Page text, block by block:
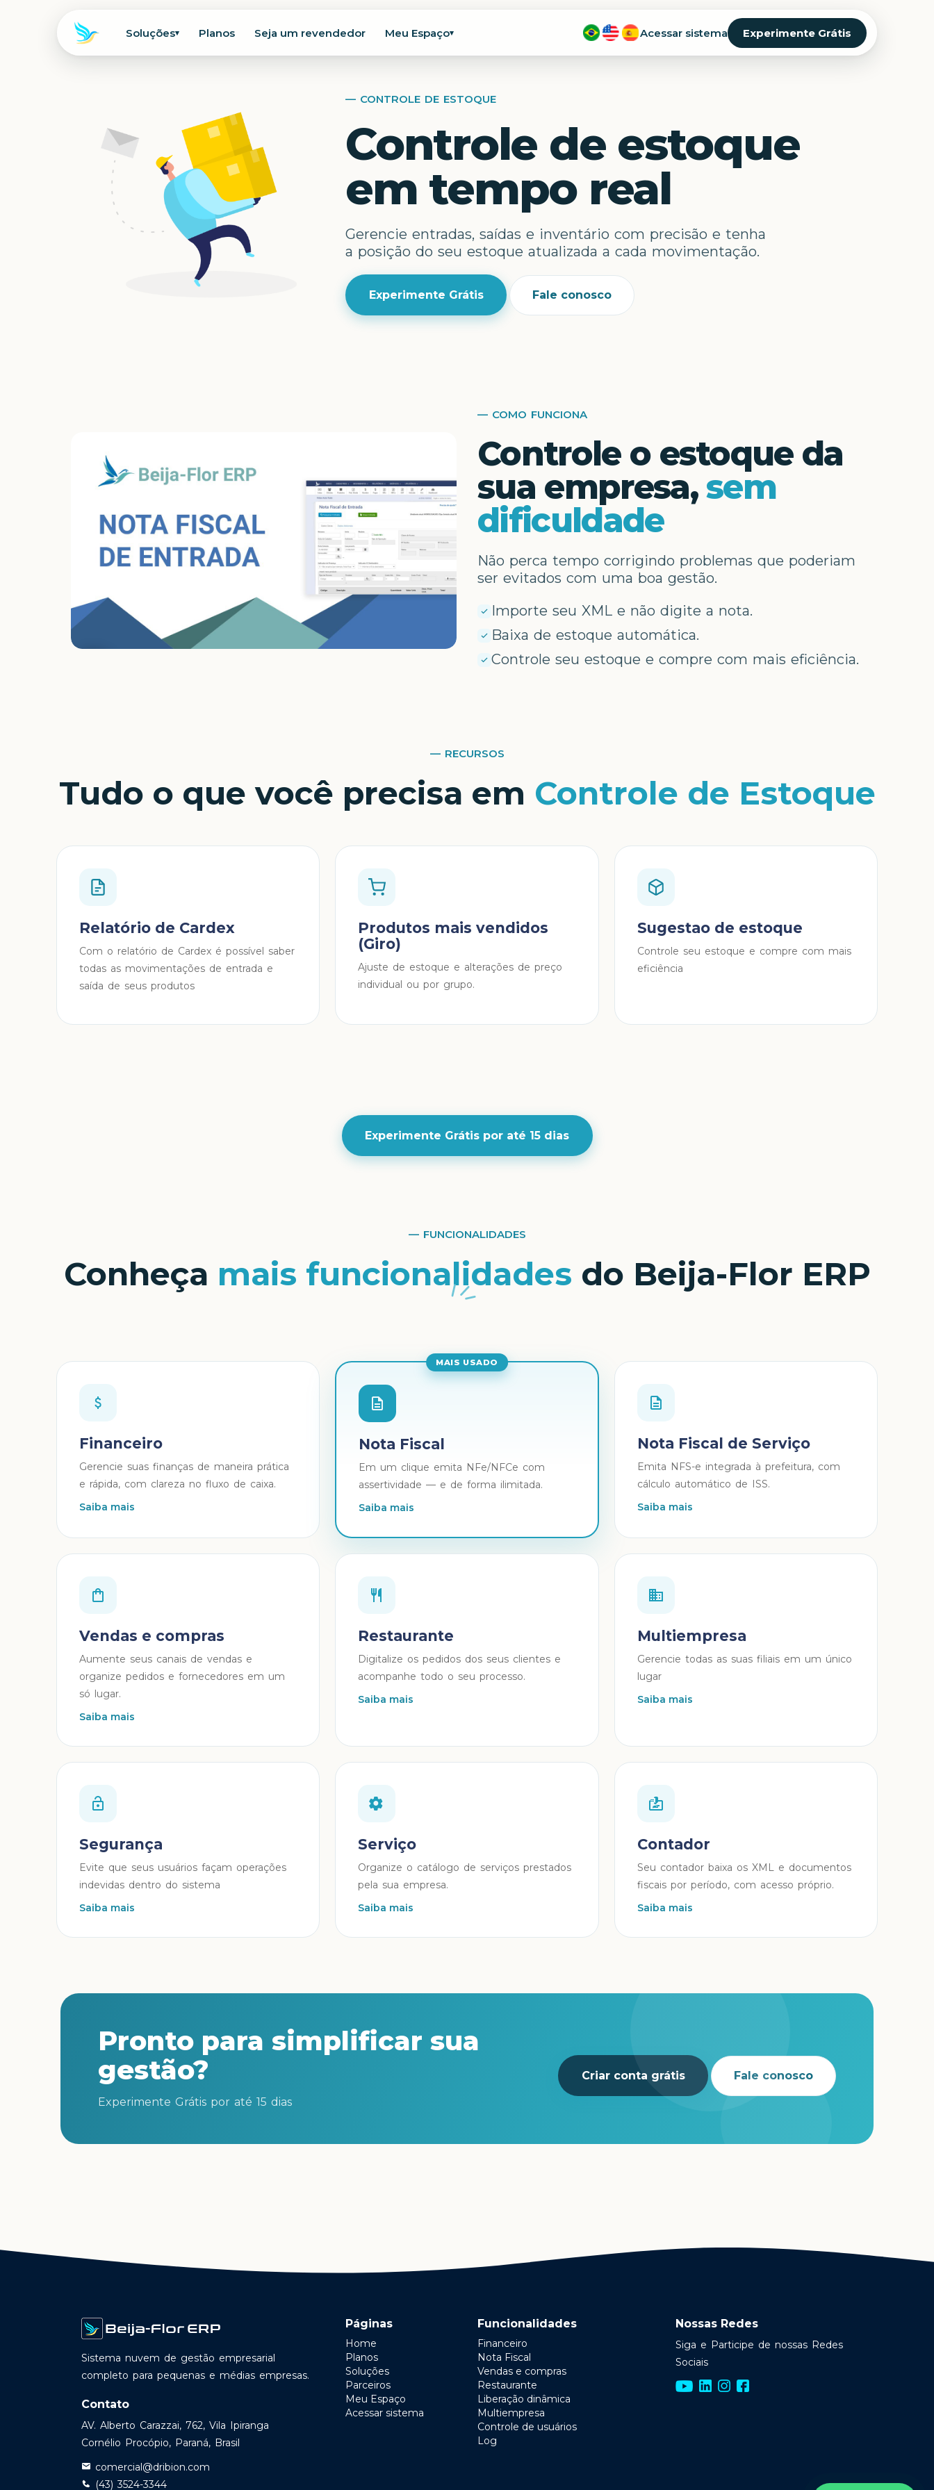
Soluções▾ Planos Seja um revendedor Meu Espaço▾ Acessar sistema Experimente Grátis
— CONTROLE DE ESTOQUE
Controle de estoque
em tempo real
Gerencie entradas, saídas e inventário com precisão e tenha
a posição do seu estoque atualizada a cada movimentação.
Experimente Grátis Fale conosco
— COMO FUNCIONA
Controle o estoque da
sua empresa,sem
dificuldade
Não perca tempo corrigindo problemas que poderiam
ser evitados com uma boa gestão.
Importe seu XML e não digite a nota.
Baixa de estoque automática.
Controle seu estoque e compre com mais eficiência.
— RECURSOS
Tudo o que você precisa em Controle de Estoque
Relatório de Cardex
Com o relatório de Cardex é possível saber
todas as movimentações de entrada e
saída de seus produtos
Produtos mais vendidos
(Giro)
Ajuste de estoque e alterações de preço
individual ou por grupo.
Sugestao de estoque
Controle seu estoque e compre com mais
eficiência
Experimente Grátis por até 15 dias
— FUNCIONALIDADES
Conheça mais funcionalidades do Beija-Flor ERP
Financeiro
Gerencie suas finanças de maneira prática
e rápida, com clareza no fluxo de caixa.
Saiba mais
MAIS USADO
Nota Fiscal
Em um clique emita NFe/NFCe com
assertividade — e de forma ilimitada.
Saiba mais
Nota Fiscal de Serviço
Emita NFS-e integrada à prefeitura, com
cálculo automático de ISS.
Saiba mais
Vendas e compras
Aumente seus canais de vendas e
organize pedidos e fornecedores em um
só lugar.
Saiba mais
Restaurante
Digitalize os pedidos dos seus clientes e
acompanhe todo o seu processo.
Saiba mais
Multiempresa
Gerencie todas as suas filiais em um único
lugar
Saiba mais
Segurança
Evite que seus usuários façam operações
indevidas dentro do sistema
Saiba mais
Serviço
Organize o catálogo de serviços prestados
pela sua empresa.
Saiba mais
Contador
Seu contador baixa os XML e documentos
fiscais por período, com acesso próprio.
Saiba mais
Pronto para simplificar sua
gestão?
Experimente Grátis por até 15 dias
Criar conta grátis Fale conosco
Sistema nuvem de gestão empresarial
completo para pequenas e médias empresas.
Contato
AV. Alberto Carazzai, 762, Vila Ipiranga
Cornélio Procópio, Paraná, Brasil
comercial@dribion.com
(43) 3524-3344
Páginas
Home
Planos
Soluções
Parceiros
Meu Espaço
Acessar sistema
Funcionalidades
Financeiro
Nota Fiscal
Vendas e compras
Restaurante
Liberação dinâmica
Multiempresa
Controle de usuários
Log
Nossas Redes
Siga e Participe de nossas Redes
Sociais